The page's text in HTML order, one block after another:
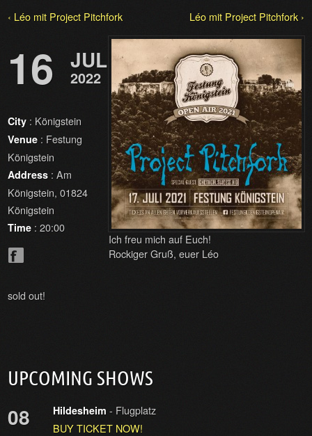
‹ Léo mit Project Pitchfork Léo mit Project Pitchfork ›
16 JUL
2022
City : Königstein
Venue : Festung
Königstein
Address : Am
Königstein, 01824
Königstein
Time : 20:00
sold out!
Ich freu mich auf Euch!
Rockiger Gruß, euer Léo
UPCOMING SHOWS
08 Hildesheim- Flugplatz
BUY TICKET NOW!